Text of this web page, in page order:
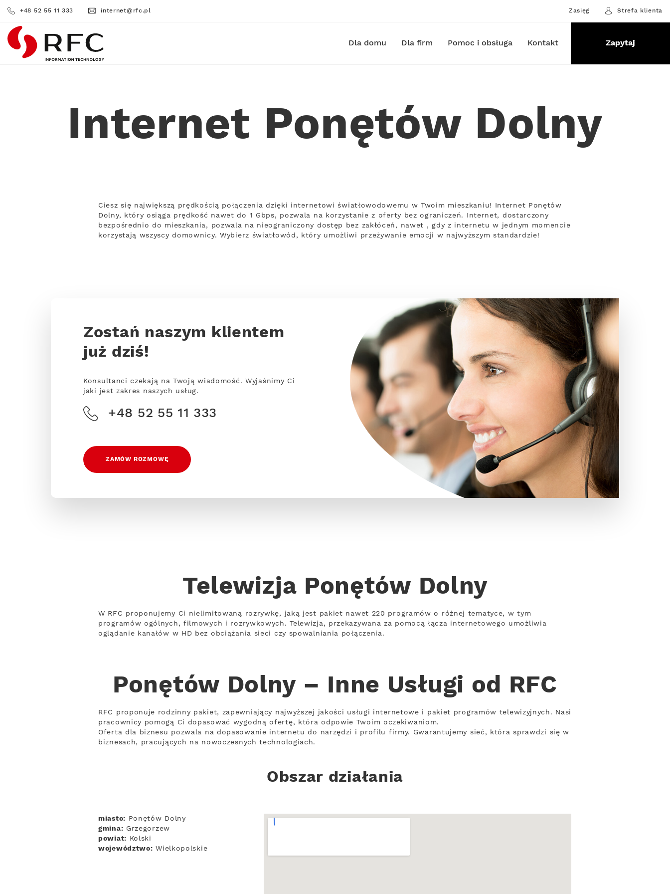
+48 52 55 11 333 internet@rfc.pl Zasięg Strefa klienta
RFC Dla domu Dla firm Pomoc i obsługa Kontakt Zapytaj
Internet Ponętów Dolny
Ciesz się największą prędkością połączenia dzięki internetowi światłowodowemu w Twoim mieszkaniu! Internet Ponętów
Dolny, który osiąga prędkość nawet do 1 Gbps, pozwala na korzystanie z oferty bez ograniczeń. Internet, dostarczony
bezpośrednio do mieszkania, pozwala na nieograniczony dostęp bez zakłóceń, nawet , gdy z internetu w jednym momencie
korzystają wszyscy domownicy. Wybierz światłowód, który umożliwi przeżywanie emocji w najwyższym standardzie!
Zostań naszym klientem
już dziś!
Konsultanci czekają na Twoją wiadomość. Wyjaśnimy Ci
jaki jest zakres naszych usług.
+48 52 55 11 333
ZAMÓW ROZMOWĘ
Telewizja Ponętów Dolny
W RFC proponujemy Ci nielimitowaną rozrywkę, jaką jest pakiet nawet 220 programów o różnej tematyce, w tym
programów ogólnych, filmowych i rozrywkowych. Telewizja, przekazywana za pomocą łącza internetowego umożliwia
oglądanie kanałów w HD bez obciążania sieci czy spowalniania połączenia.
Ponętów Dolny – Inne Usługi od RFC
RFC proponuje rodzinny pakiet, zapewniający najwyższej jakości usługi internetowe i pakiet programów telewizyjnych. Nasi
pracownicy pomogą Ci dopasować wygodną ofertę, która odpowie Twoim oczekiwaniom.
Oferta dla biznesu pozwala na dopasowanie internetu do narzędzi i profilu firmy. Gwarantujemy sieć, która sprawdzi się w
biznesach, pracujących na nowoczesnych technologiach.
Obszar działania
miasto: Ponętów Dolny
gmina: Grzegorzew
powiat: Kolski
województwo: Wielkopolskie